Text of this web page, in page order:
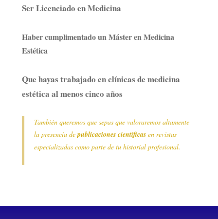
Ser Licenciado en Medicina
Haber cumplimentado un Máster en Medicina
Estética
Que hayas trabajado en clínicas de medicina
estética al menos cinco años
También queremos que sepas que valoraremos altamente
la presencia depublicaciones científicasen revistas
especializadas como parte de tu historial profesional.